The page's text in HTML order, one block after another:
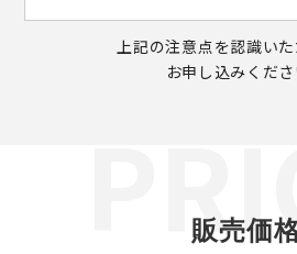
上記の注意点を認識い
お申し込みくださ
販売価